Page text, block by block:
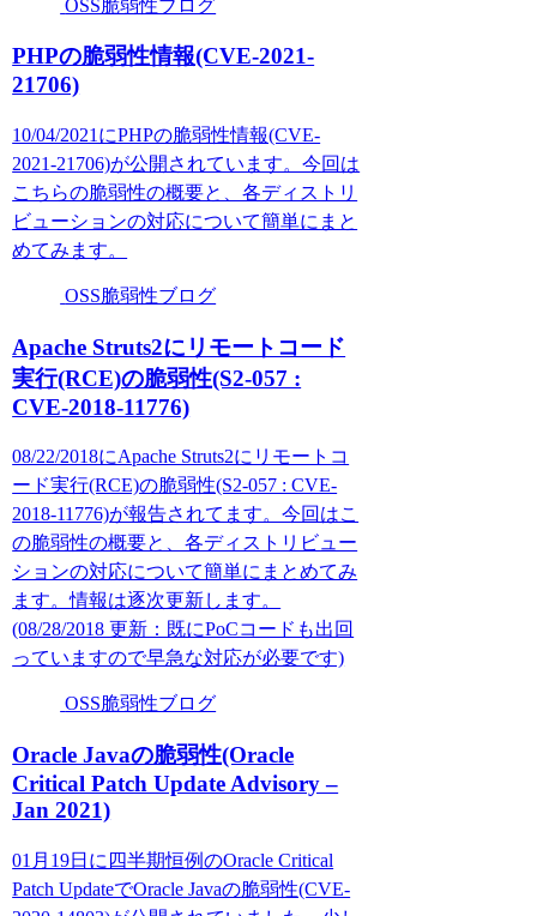
OSS脆弱性ブログ
PHPの脆弱性情報(CVE-2021-
21706)
10/04/2021にPHPの脆弱性情報(CVE-
2021-21706)が公開されています。今回は
こちらの脆弱性の概要と、各ディストリ
ビューションの対応について簡単にまと
めてみます。
OSS脆弱性ブログ
Apache Struts2にリモートコード
実行(RCE)の脆弱性(S2-057 :
CVE-2018-11776)
08/22/2018にApache Struts2にリモートコ
ード実行(RCE)の脆弱性(S2-057 : CVE-
2018-11776)が報告されてます。今回はこ
の脆弱性の概要と、各ディストリビュー
ションの対応について簡単にまとめてみ
ます。情報は逐次更新します。
(08/28/2018 更新：既にPoCコードも出回
っていますので早急な対応が必要です)
OSS脆弱性ブログ
Oracle Javaの脆弱性(Oracle
Critical Patch Update Advisory –
Jan 2021)
01月19日に四半期恒例のOracle Critical
Patch UpdateでOracle Javaの脆弱性(CVE-